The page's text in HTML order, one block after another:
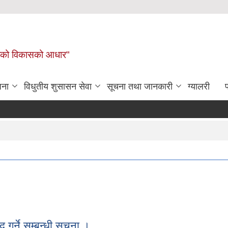
विकासको आधार"
विधुतीय शुसासन सेवा सूचना तथा जानकारी ग्यालरी